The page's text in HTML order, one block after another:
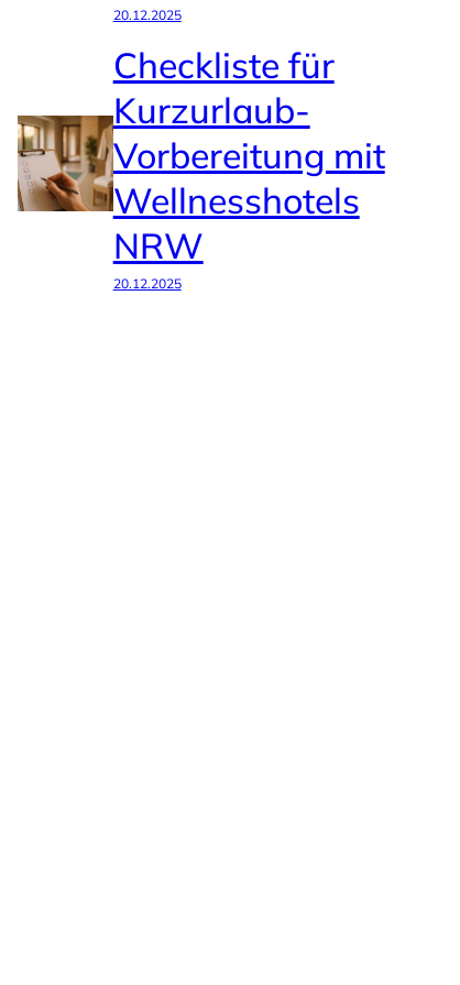
20.12.2025
Checkliste für
Kurzurlaub-
Vorbereitung mit
Wellnesshotels
NRW
20.12.2025